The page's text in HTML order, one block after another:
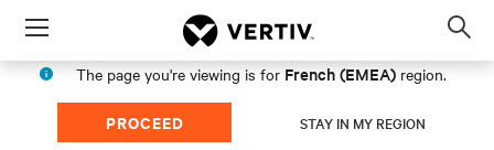
Menu
The page you're viewing is for French (EMEA) region.
PROCEED STAY IN MY REGION